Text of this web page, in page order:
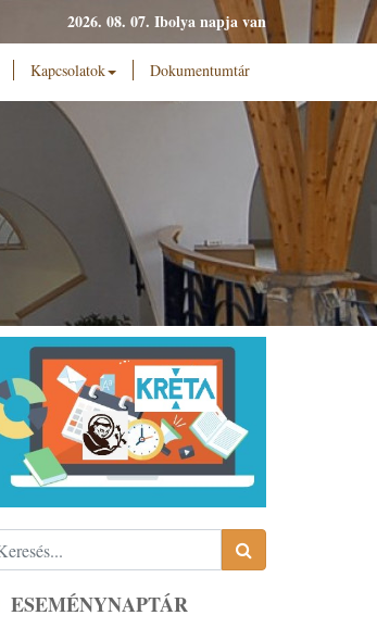
2026. 08. 07. Ibolya napja van
Kapcsolatok Dokumentumtár
ESEMÉNYNAPTÁR